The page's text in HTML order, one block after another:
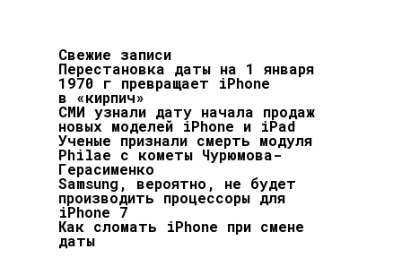
Свежие записи
Перестановка даты на 1 января
1970 г превращает iPhone
в «кирпич»
СМИ узнали дату начала продаж
новых моделей iPhone и iPad
Ученые признали смерть модуля
Philae с кометы Чурюмова-
Герасименко
Samsung, вероятно, не будет
производить процессоры для
iPhone 7
Как сломать iPhone при смене
даты